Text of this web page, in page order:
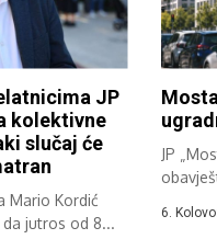
JP
kolektivne
slučaj će
Mario Kordić
jutros od 8...
JP
6.